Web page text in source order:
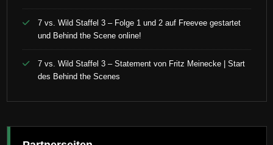
7 vs. Wild Staffel 3 – Folge 1 und 2 auf Freevee gestartet
und Behind the Scene online!
7 vs. Wild Staffel 3 – Statement von Fritz Meinecke | Start
des Behind the Scenes